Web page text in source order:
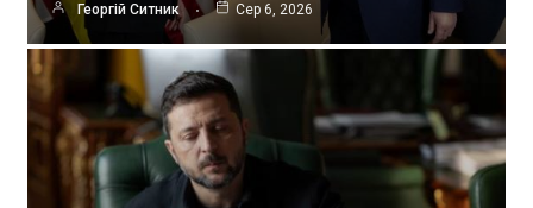
Георгій Ситник Сер 6, 2026